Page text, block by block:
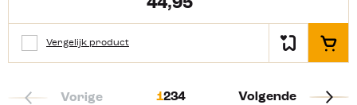
Vergelijk product In het
Vorige 1234 Volgende